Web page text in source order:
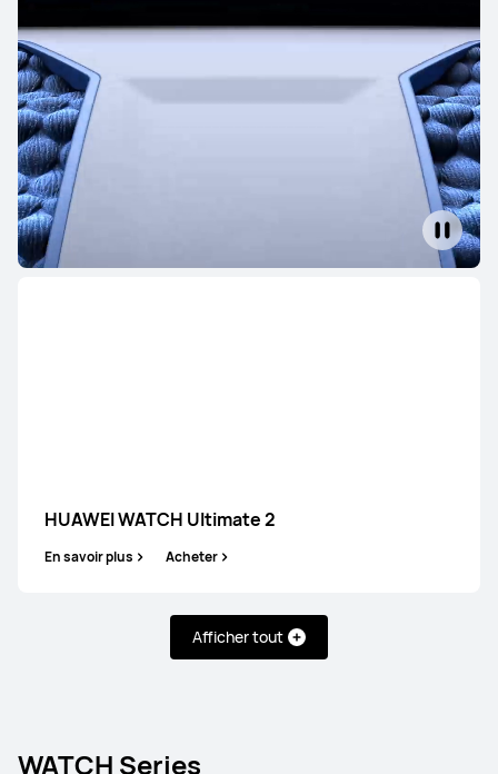
HUAWEI WATCH Ultimate 2
En savoir plus Acheter
Afficher tout
WATCH Series